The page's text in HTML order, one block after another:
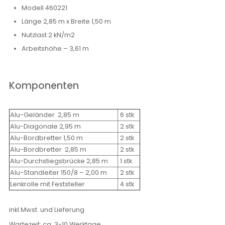
Modell 460221
Länge 2,85 m x Breite 1,50 m
Nutzlast 2 kN/m2
Arbeitshöhe – 3,61 m
Komponenten
Alu-Geländer 2,85 m
6 stk
Alu-Diagonale 2,95 m
2 stk
Alu-Bordbretter 1,50 m
2 stk
Alu-Bordbretter 2,85 m
2 stk
Alu-Durchstiegsbrücke 2,85 m
1 stk
Alu-Standleiter 150/8 – 2,00 m
2 stk
Lenkrolle mit Feststeller
4 stk
inkl.Mwst. und Lieferung